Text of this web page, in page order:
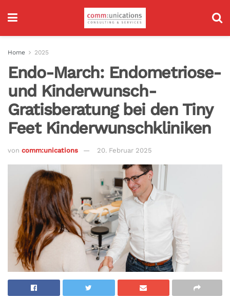
Home 2025
Endo-March: Endometriose-
und Kinderwunsch-
Gratisberatung bei den Tiny
Feet Kinderwunschkliniken
von comm:unications 20. Februar 2025